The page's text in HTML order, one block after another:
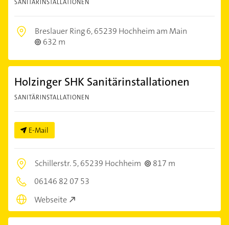
SANITÄRINSTALLATIONEN
Breslauer Ring 6,65239 Hochheim am Main
632 m
Holzinger SHK Sanitärinstallationen
SANITÄRINSTALLATIONEN
E-Mail
Schillerstr. 5,65239 Hochheim
817 m
06146 82 07 53
Webseite